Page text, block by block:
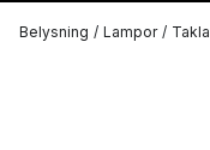
Belysning / Lampor /